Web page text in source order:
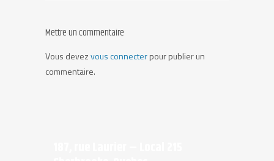
Mettre un commentaire
Vous devezvous connecterpour publier un
commentaire.